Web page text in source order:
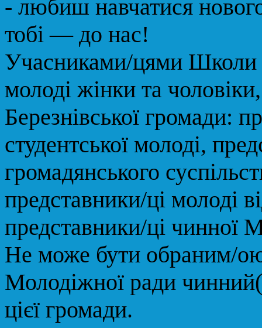
- любиш навчатися нового
тобі — до нас!
Учасниками/цями Школи
молоді жінки та
Березнівської громади:
студентської молоді,
громадянського
представники/ці молоді
представники/ці
Не може бути обраним/
Молодіжної ради
цієї громади.